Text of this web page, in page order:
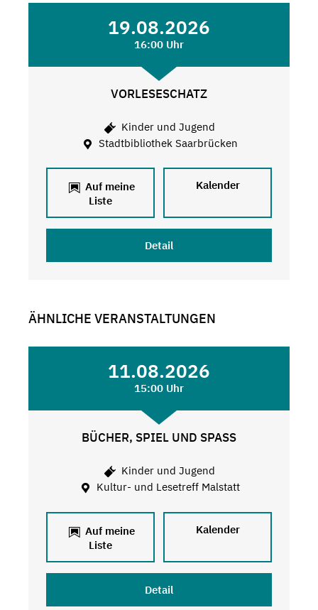
19.08.2026
16:00 Uhr
VORLESESCHATZ
Kinder und Jugend
Stadtbibliothek Saarbrücken
Auf meine
Liste
Kalender
Detail
ÄHNLICHE VERANSTALTUNGEN
11.08.2026
15:00 Uhr
BÜCHER, SPIEL UND SPASS
Kinder und Jugend
Kultur- und Lesetreff Malstatt
Auf meine
Liste
Kalender
Detail